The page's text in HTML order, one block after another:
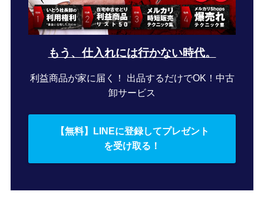
もう、仕入れには行かない時代。
利益商品が家に届く！ 出品するだけでOK！中古
卸サービス
【無料】LINEに登録してプレゼント
を受け取る！